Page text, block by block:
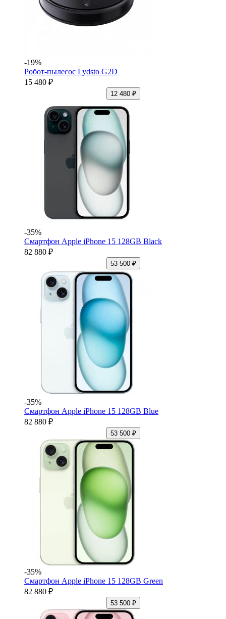
-19%
Робот-пылесос Lydsto G2D
15 480 ₽
12 480 ₽
-35%
Смартфон Apple iPhone 15 128GB Black
82 880 ₽
53 500 ₽
-35%
Смартфон Apple iPhone 15 128GB Blue
82 880 ₽
53 500 ₽
-35%
Смартфон Apple iPhone 15 128GB Green
82 880 ₽
53 500 ₽